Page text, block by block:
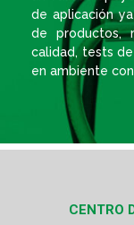
de aplicación
de productos,
calidad, tests
en ambiente
CENTRO